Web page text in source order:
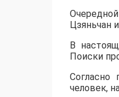
Цзяньчан
В
Поиски
Согласно
человек,